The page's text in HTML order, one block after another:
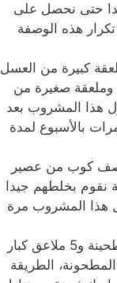
حتى نحصل على
هذه الوصفة
كبيرة من العسل
وملعقة صغيرة من
هذا المشروب بعد
بالأسبوع لمدة
كوب من عصير
نقوم بخلطهم جيدا
هذا المشروب مرة
وصفة الخميرة و المكسرات : المكونات 3 ملاعق كبار من الحلاوة الطحينة و5 ملاعق كبار
و2 كوب من الحلبة المطحونة، الطريقة